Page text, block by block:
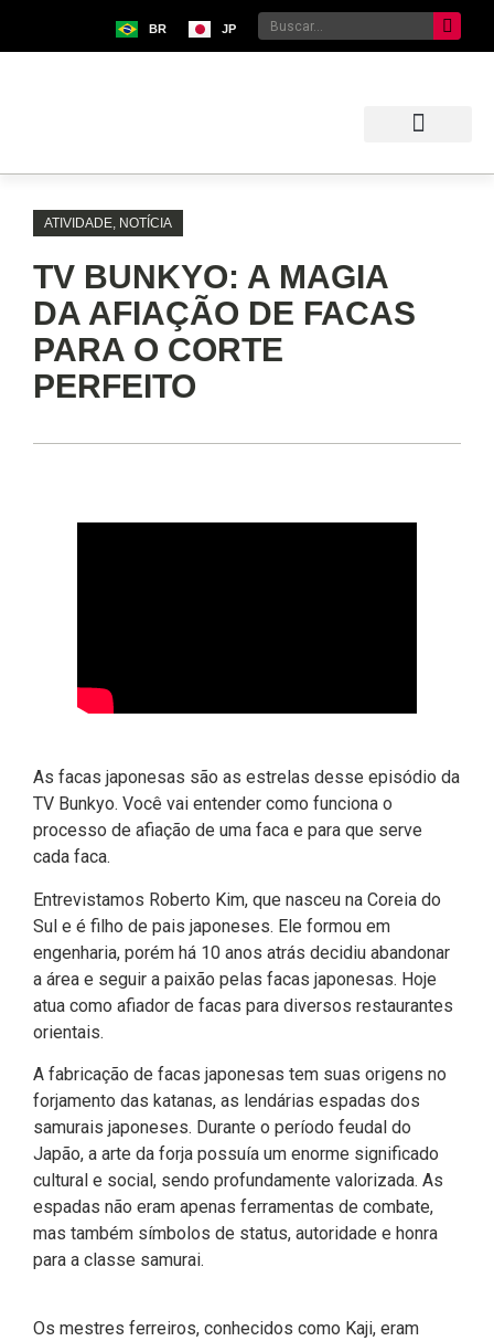
BR JP
ATIVIDADE, NOTÍCIA
TV BUNKYO: A MAGIA
DA AFIAÇÃO DE FACAS
PARA O CORTE
PERFEITO
As facas japonesas são as estrelas desse episódio da
TV Bunkyo. Você vai entender como funciona o
processo de afiação de uma faca e para que serve
cada faca.
Entrevistamos Roberto Kim, que nasceu na Coreia do
Sul e é filho de pais japoneses. Ele formou em
engenharia, porém há 10 anos atrás decidiu abandonar
a área e seguir a paixão pelas facas japonesas. Hoje
atua como afiador de facas para diversos restaurantes
orientais.
A fabricação de facas japonesas tem suas origens no
forjamento das katanas, as lendárias espadas dos
samurais japoneses. Durante o período feudal do
Japão, a arte da forja possuía um enorme significado
cultural e social, sendo profundamente valorizada. As
espadas não eram apenas ferramentas de combate,
mas também símbolos de status, autoridade e honra
para a classe samurai.
Os mestres ferreiros, conhecidos como Kaji, eram